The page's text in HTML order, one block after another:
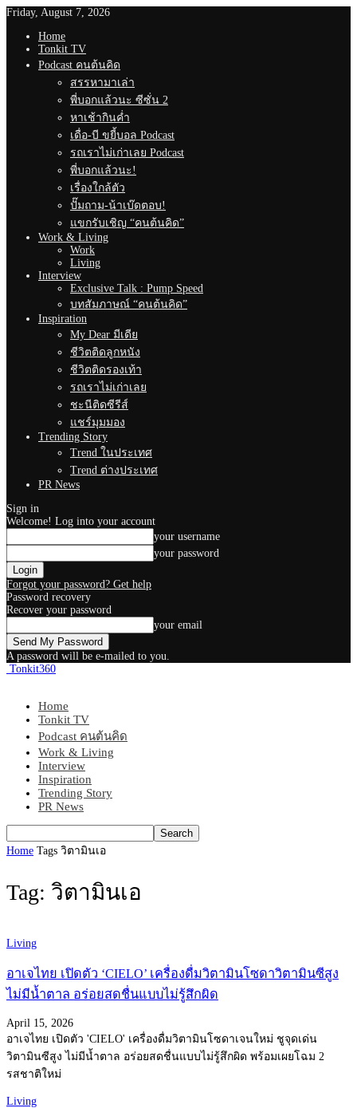
Friday, August 7, 2026
Home
Tonkit TV
Podcast คนต้นคิด
สรรหามาเล่า
พี่บอกแล้วนะ ซีซั่น 2
หาเช้ากินค่ำ
เดื่อ-บี ขยี้บอล Podcast
รถเราไม่เก่าเลย Podcast
พี่บอกแล้วนะ!
เรื่องใกล้ตัว
ปั๊มถาม-น้าเบ๊ดตอบ!
แขกรับเชิญ “คนต้นคิด”
Work & Living
Work
Living
Interview
Exclusive Talk : Pump Speed
บทสัมภาษณ์ “คนต้นคิด”
Inspiration
My Dear มีเดีย
ชีวิตติดลูกหนัง
ชีวิตติดรองเท้า
รถเราไม่เก่าเลย
ชะนีติดซีรีส์
แชร์มุมมอง
Trending Story
Trend ในประเทศ
Trend ต่างประเทศ
PR News
Sign in
Welcome! Log into your account
your username
your password
Forgot your password? Get help
Password recovery
Recover your password
your email
A password will be e-mailed to you.
Tonkit360
Home
Tonkit TV
Podcast คนต้นคิด
Work & Living
Interview
Inspiration
Trending Story
PR News
Home Tags วิตามินเอ
Tag: วิตามินเอ
Living
อาเจไทย เปิดตัว ‘CIELO’ เครื่องดื่มวิตามินโซดาวิตามินซีสูง
ไม่มีน้ำตาล อร่อยสดชื่นแบบไม่รู้สึกผิด
April 15, 2026
อาเจไทย เปิดตัว 'CIELO' เครื่องดื่มวิตามินโซดาเจนใหม่ ชูจุดเด่น
วิตามินซีสูง ไม่มีน้ำตาล อร่อยสดชื่นแบบไม่รู้สึกผิด พร้อมเผยโฉม 2
รสชาติใหม่
Living